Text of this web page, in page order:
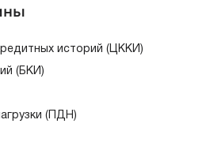
историй (ЦККИ)
(БКИ)
(ПДН)